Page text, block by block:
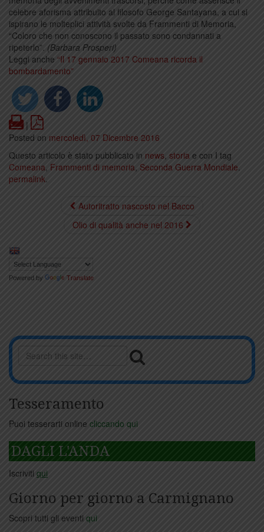
celebre aforisma attribuito al filosofo George Santayana, a cui si
ispirano le molteplici attività svolte da Frammenti di Memoria,
“Coloro che non conoscono il passato sono condannati a
ripeterlo”. (Barbara Prosperi)
Leggi anche “Il 17 gennaio 2017 Comeana ricorda il
bombardamento”
Print
|
Posted on mercoledì, 07 Dicembre 2016
Questo articolo è stato pubblicato in news, storia e con I tag
Comeana, Frammenti di memoria, Seconda Guerra Mondiale.
permalink.
Autoritratto nascosto nel Bacco
Olio di qualità anche nel 2016
Powered by Translate
Tesseramento
Puoi tesserarti online cliccando qui
DAGLI L'ANDA
Iscriviti qui
Giorno per giorno a Carmignano
Scopri tutti gli eventi qui